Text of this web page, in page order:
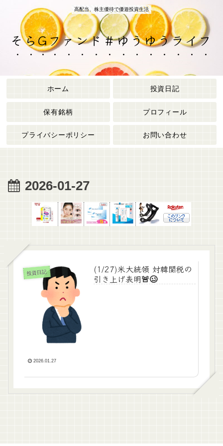
高配当、株主優待で優遊投資生活
そらGファンド＃ゆうゆうライフ
ホーム 投資日記
保有銘柄 プロフィール
プライバシーポリシー お問い合わせ
2026-01-27
投資日記
(1/27)米大統領 対韓関税の
引き上げ表明🚨🥴
2026.01.27